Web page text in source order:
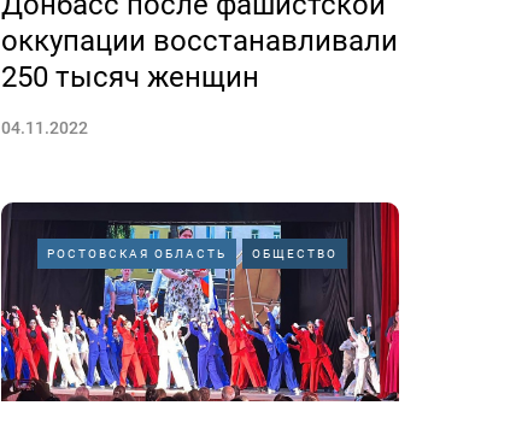
оккупации восстанавливали
250 тысяч женщин
04.11.2022
РОСТОВСКАЯ ОБЛАСТЬ ОБЩЕСТВО